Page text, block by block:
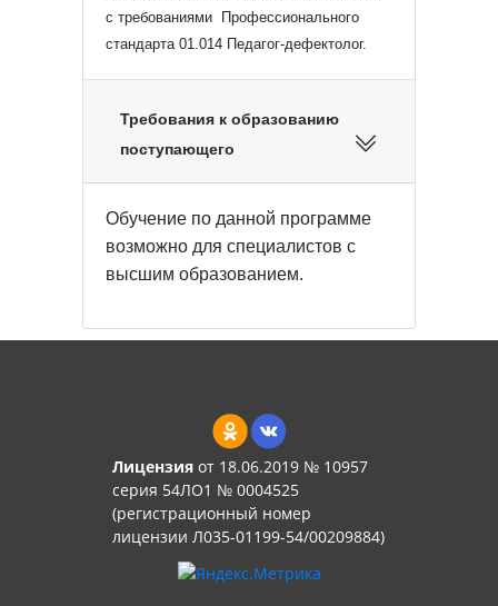
с требованиями Профессионального
стандарта 01.014 Педагог-дефектолог.
Требования к образованию
поступающего
Обучение по данной программе
возможно для специалистов с
высшим образованием.
Лицензияот 18.06.2019 № 10957
серия 54ЛО1 № 0004525
(регистрационный номер
лицензии Л035-01199-54/00209884)